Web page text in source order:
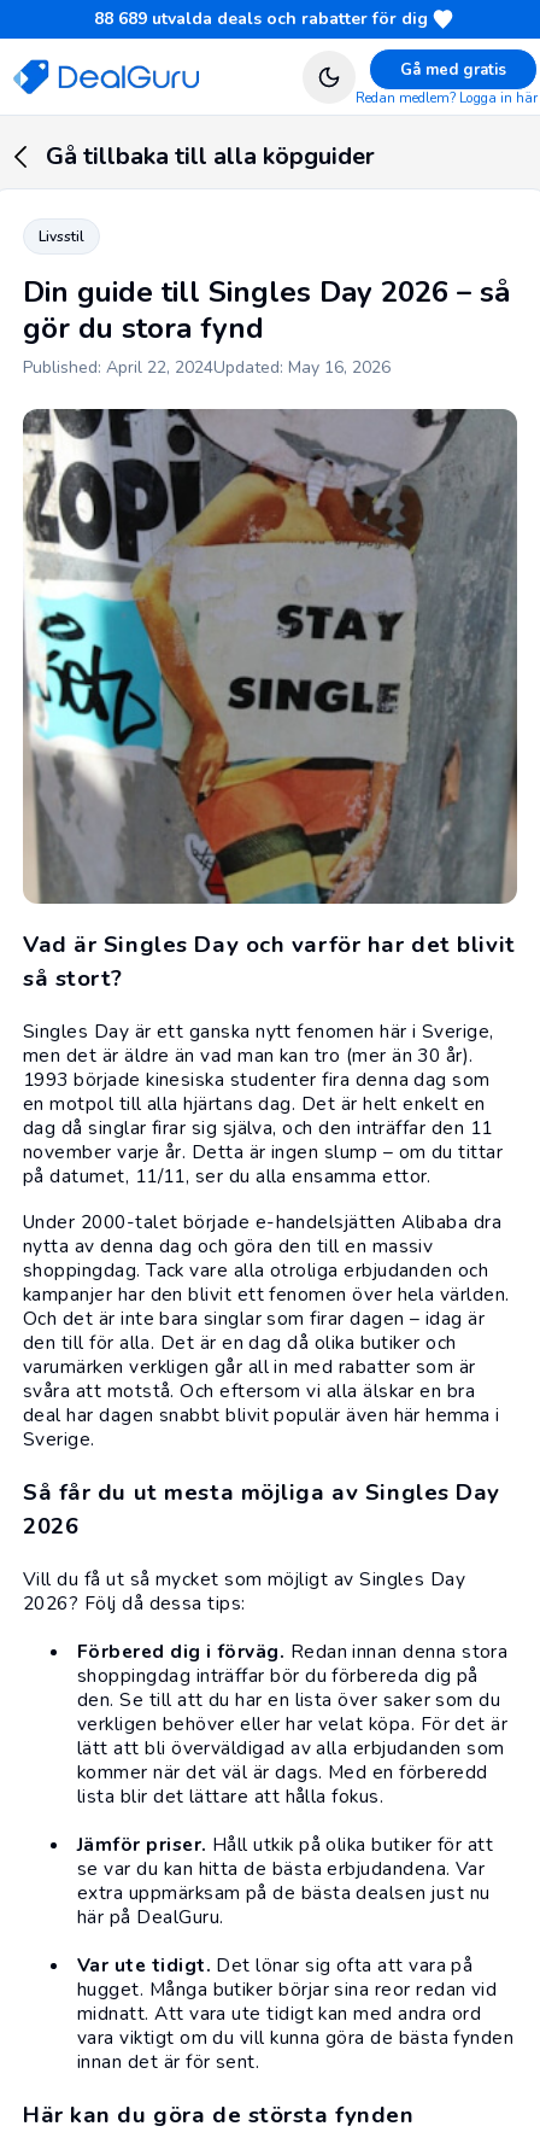
88 689 utvalda deals och rabatter för dig
Gå med gratis
Redan medlem? Logga in här
Gå tillbaka till alla köpguider
Livsstil
Din guide till Singles Day 2026 – så
gör du stora fynd
Published: April 22, 2024Updated: May 16, 2026
Vad är Singles Day och varför har det blivit
så stort?
Singles Day är ett ganska nytt fenomen här i Sverige,
men det är äldre än vad man kan tro (mer än 30 år).
1993 började kinesiska studenter fira denna dag som
en motpol till alla hjärtans dag. Det är helt enkelt en
dag då singlar firar sig själva, och den inträffar den 11
november varje år. Detta är ingen slump – om du tittar
på datumet, 11/11, ser du alla ensamma ettor.
Under 2000-talet började e-handelsjätten Alibaba dra
nytta av denna dag och göra den till en massiv
shoppingdag. Tack vare alla otroliga erbjudanden och
kampanjer har den blivit ett fenomen över hela världen.
Och det är inte bara singlar som firar dagen – idag är
den till för alla. Det är en dag då olika butiker och
varumärken verkligen går all in med rabatter som är
svåra att motstå. Och eftersom vi alla älskar en bra
deal har dagen snabbt blivit populär även här hemma i
Sverige.
Så får du ut mesta möjliga av Singles Day
2026
Vill du få ut så mycket som möjligt av Singles Day
2026? Följ då dessa tips:
Förbered dig i förväg. Redan innan denna stora
shoppingdag inträffar bör du förbereda dig på
den. Se till att du har en lista över saker som du
verkligen behöver eller har velat köpa. För det är
lätt att bli överväldigad av alla erbjudanden som
kommer när det väl är dags. Med en förberedd
lista blir det lättare att hålla fokus.
Jämför priser. Håll utkik på olika butiker för att
se var du kan hitta de bästa erbjudandena. Var
extra uppmärksam påde bästa dealsen just nu
här på DealGuru.
Var ute tidigt. Det lönar sig ofta att vara på
hugget. Många butiker börjar sina reor redan vid
midnatt. Att vara ute tidigt kan med andra ord
vara viktigt om du vill kunna göra de bästa fynden
innan det är för sent.
Här kan du göra de största fynden